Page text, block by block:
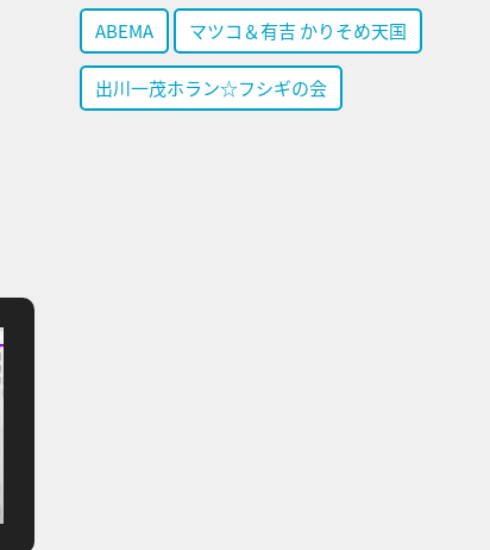
ABEMA マツコ＆有吉 かりそめ天国
出川一茂ホラン☆フシギの会